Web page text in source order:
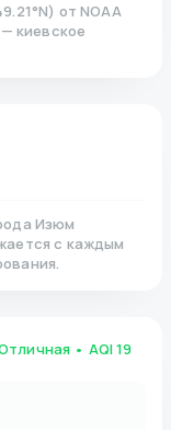
°N) от NOAA
киевское
Изюм
с каждым
• AQI19